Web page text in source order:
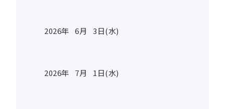
2026年 6月 3日(水)
2026年 7月 1日(水)